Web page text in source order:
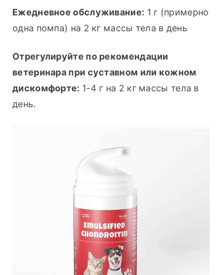
Ежедневное обслуживание: 1 г (примерно
одна помпа) на 2 кг массы тела в день
Отрегулируйте по рекомендации
ветеринара при суставном или кожном
дискомфорте: 1-4 г на 2 кг массы тела в
день.